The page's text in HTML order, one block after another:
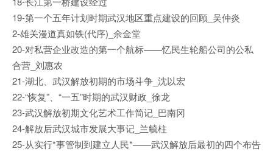
19-第一个五年计划时期武汉地区重点建设的回顾_吴仲炎
2-雄关漫道真如铁(代序)_余金堂
20-对私营企业改造的第一个航标——忆民生轮船公司的公私
合营_刘惠农
21-湖北、武汉解放初期的市场斗争_沈以宏
22-“恢复”、“一五”时期的武汉财政_徐龙
23-武汉解放初期文化艺术工作简记_巴南冈
24-解放后武汉城市发展大事记_兰毓柱
25-从实行*事管制到建立人民*——武汉解放后最初的四个布告